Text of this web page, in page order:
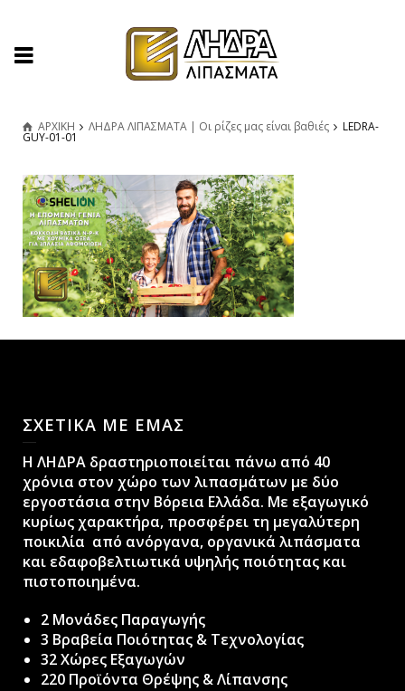
ΑΡΧΙΚΗ ΛΗΔΡΑ ΛΙΠΑΣΜΑΤΑ | Οι ρίζες μας είναι βαθιές LEDRA-
GUY-01-01
ΣΧΕΤΙΚΑ ΜΕ ΕΜΑΣ
H ΛΗΔΡΑ δραστηριοποιείται πάνω από 40
χρόνια στον χώρο των λιπασμάτων με δύο
εργοστάσια στην Βόρεια Ελλάδα. Με εξαγωγικό
κυρίως χαρακτήρα, προσφέρει τη μεγαλύτερη
ποικιλία από ανόργανα, οργανικά λιπάσματα
και εδαφοβελτιωτικά υψηλής ποιότητας και
πιστοποιημένα.
2 Μονάδες Παραγωγής
3 Βραβεία Ποιότητας & Τεχνολογίας
32 Χώρες Εξαγωγών
220 Προϊόντα Θρέψης & Λίπανσης